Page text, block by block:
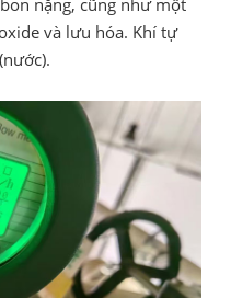
nặng, cũng như một
và lưu hóa. Khí tự